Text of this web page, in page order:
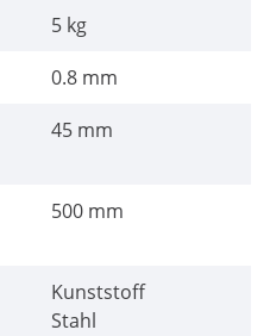
5 kg
0.8 mm
45 mm
500 mm
Kunststoff
Stahl